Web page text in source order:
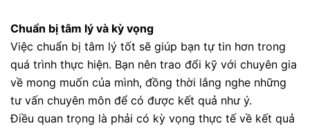
Chuẩn bị tâm lý và kỳ vọng
Việc chuẩn bị tâm lý tốt sẽ giúp bạn tự tin hơn trong
quá trình thực hiện. Bạn nên trao đổi kỹ với chuyên gia
về mong muốn của mình, đồng thời lắng nghe những
tư vấn chuyên môn để có được kết quả như ý.
Điều quan trọng là phải có kỳ vọng thực tế về kết quả